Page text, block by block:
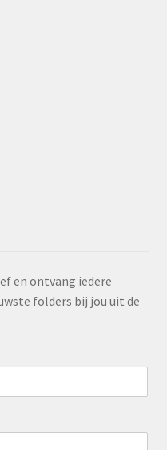
en ontvang iedere
folders bij jou uit de